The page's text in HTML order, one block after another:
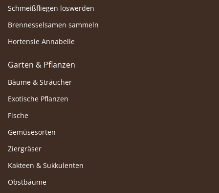
Schmeißfliegen loswerden
Brennesselsamen sammeln
Hortensie Annabelle
Garten & Pflanzen
Bäume & Sträucher
Exotische Pflanzen
Fische
Gemüsesorten
Ziergräser
Kakteen & Sukkulenten
Obstbäume